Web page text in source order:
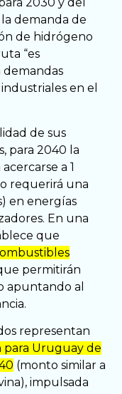
2030 y del
demanda de
de hidrógeno
“es
en el
de sus
para 2040 la
a 1
requerirá una
en energías
En una
que
permitirán
apuntando al
representan
para Uruguay de
(monto similar a
impulsada